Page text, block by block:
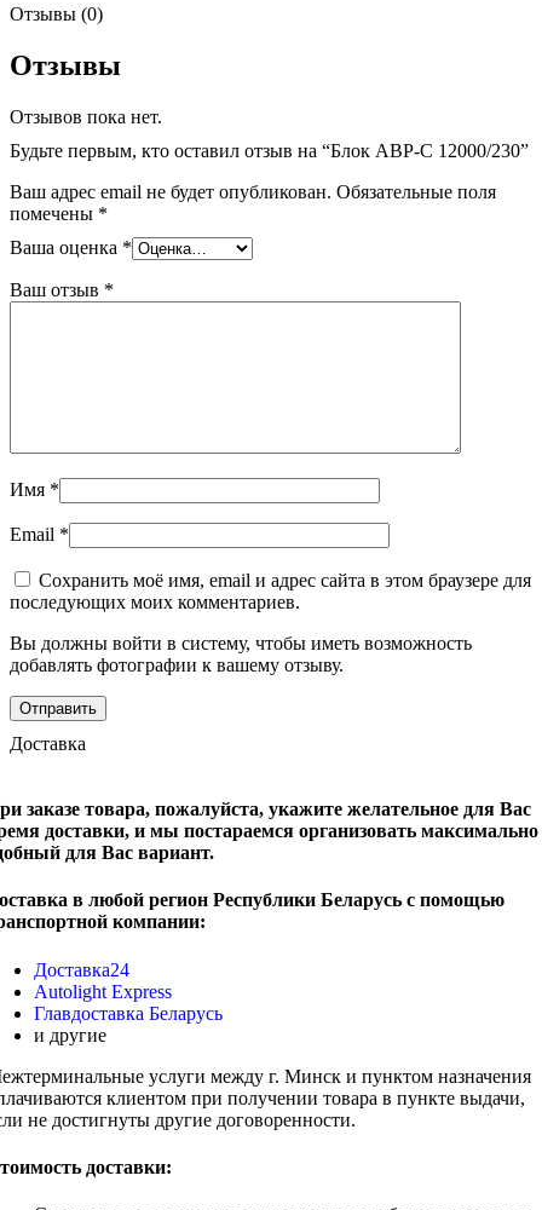
Отзывы (0)
Отзывы
Отзывов пока нет.
Будьте первым, кто оставил отзыв на “Блок АВР-С 12000/230”
Ваш адрес email не будет опубликован. Обязательные поля
помечены *
Ваша оценка *
Ваш отзыв *
Имя *
Email *
Сохранить моё имя, email и адрес сайта в этом браузере для
последующих моих комментариев.
Вы должны войти в систему, чтобы иметь возможность
добавлять фотографии к вашему отзыву.
Доставка
заказе товара, пожалуйста, укажите желательное для Вас
доставки, и мы постараемся организовать максимально
для Вас вариант.
в любой регион Республики Беларусь с помощью
компании:
Доставка24
Autolight Express
Главдоставка Беларусь
и другие
услуги между г. Минск и пунктом назначения
клиентом при получении товара в пункте выдачи,
не достигнуты другие договоренности.
доставки: